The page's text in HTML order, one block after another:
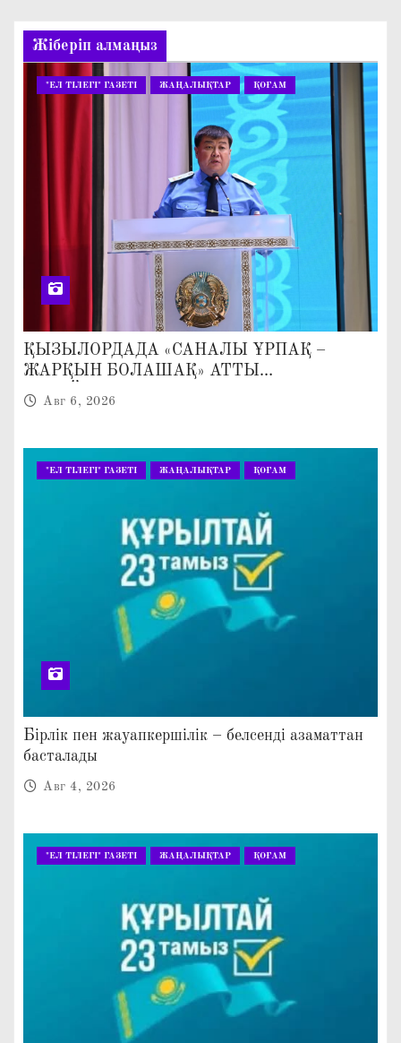
Жіберіп алмаңыз
"ЕЛ ТІЛЕГІ" ГАЗЕТІ ЖАҢАЛЫҚТАР ҚОҒАМ
ҚЫЗЫЛОРДАДА «САНАЛЫ ҰРПАҚ –
ЖАРҚЫН БОЛАШАҚ» АТТЫ
КЕҢЕЙТІЛГЕН МӘЖІЛІС ӨТТІ
Авг 6, 2026
"ЕЛ ТІЛЕГІ" ГАЗЕТІ ЖАҢАЛЫҚТАР ҚОҒАМ
Бірлік пен жауапкершілік – белсенді азаматтан
басталады
Авг 4, 2026
"ЕЛ ТІЛЕГІ" ГАЗЕТІ ЖАҢАЛЫҚТАР ҚОҒАМ